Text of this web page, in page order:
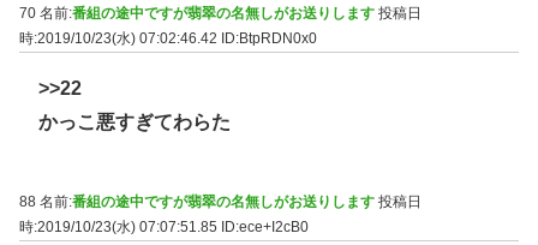
70 名前:番組の途中ですが翡翠の名無しがお送りします 投稿日
時:2019/10/23(水) 07:02:46.42
ID:BtpRDN0x0
>>22
かっこ悪すぎてわらた
88 名前:番組の途中ですが翡翠の名無しがお送りします 投稿日
時:2019/10/23(水) 07:07:51.85 ID:ece+I2cB0